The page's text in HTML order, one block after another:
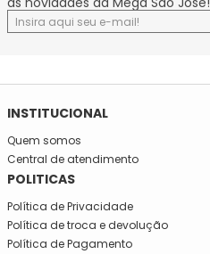
INSTITUCIONAL
Quem somos
Central de atendimento
POLITICAS
Política de Privacidade
Política de troca e devolução
Política de Pagamento